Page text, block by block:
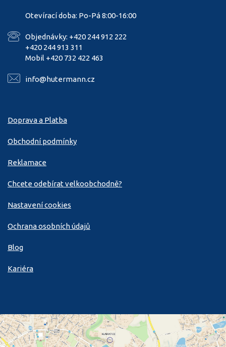
Otevírací doba: Po-Pá 8:00-16:00
Objednávky: +420 244 912 222
+420 244 913 311
Mobil +420 732 422 463
info@hutermann.cz
Doprava a Platba
Obchodní podmínky
Reklamace
Chcete odebírat velkoobchodně?
Nastavení cookies
Ochrana osobních údajů
Blog
Kariéra